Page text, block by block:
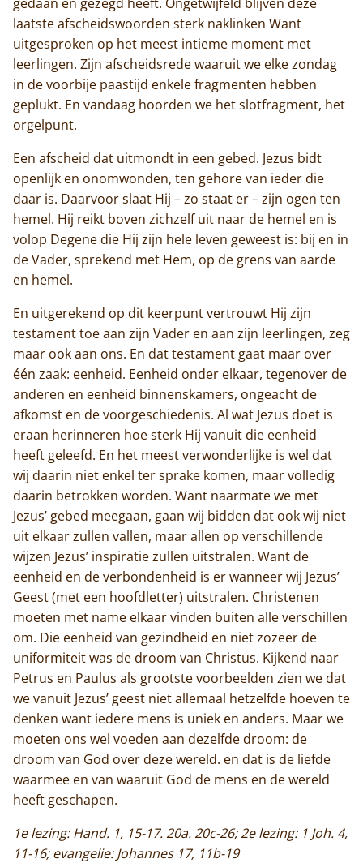
Home
Trappisten
De abdij
Actueel
Monnik worden
Contact
laatste afscheidswoorden sterk naklinken Want
uitgesproken op het meest intieme moment met
leerlingen. Zijn afscheidsrede waaruit we elke zondag
in de voorbije paastijd enkele fragmenten hebben
geplukt. En vandaag hoorden we het slotfragment, het
orgelpunt.
Een afscheid dat uitmondt in een gebed. Jezus bidt
openlijk en onomwonden, ten gehore van ieder die
daar is. Daarvoor slaat Hij – zo staat er – zijn ogen ten
hemel. Hij reikt boven zichzelf uit naar de hemel en is
volop Degene die Hij zijn hele leven geweest is: bij en in
de Vader, sprekend met Hem, op de grens van aarde
en hemel.
En uitgerekend op dit keerpunt vertrouwt Hij zijn
testament toe aan zijn Vader en aan zijn leerlingen, zeg
maar ook aan ons. En dat testament gaat maar over
één zaak: eenheid. Eenheid onder elkaar, tegenover de
anderen en eenheid binnenskamers, ongeacht de
afkomst en de voorgeschiedenis. Al wat Jezus doet is
eraan herinneren hoe sterk Hij vanuit die eenheid
heeft geleefd. En het meest verwonderlijke is wel dat
wij daarin niet enkel ter sprake komen, maar volledig
daarin betrokken worden. Want naarmate we met
Jezus’ gebed meegaan, gaan wij bidden dat ook wij niet
uit elkaar zullen vallen, maar allen op verschillende
wijzen Jezus’ inspiratie zullen uitstralen. Want de
eenheid en de verbondenheid is er wanneer wij Jezus’
Geest (met een hoofdletter) uitstralen. Christenen
moeten met name elkaar vinden buiten alle verschillen
om. Die eenheid van gezindheid en niet zozeer de
uniformiteit was de droom van Christus. Kijkend naar
Petrus en Paulus als grootste voorbeelden zien we dat
we vanuit Jezus’ geest niet allemaal hetzelfde hoeven te
denken want iedere mens is uniek en anders. Maar we
moeten ons wel voeden aan dezelfde droom: de
droom van God over deze wereld. en dat is de liefde
waarmee en van waaruit God de mens en de wereld
heeft geschapen.
1e lezing: Hand. 1, 15-17. 20a. 20c-26; 2e lezing: 1 Joh. 4,
11-16; evangelie: Johannes 17, 11b-19